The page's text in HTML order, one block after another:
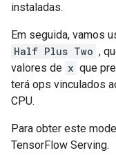
instaladas.
Em seguida, vamos
Half Plus Two ,
valores de x que
terá ops vinculados
CPU.
Para obter este
TensorFlow Serving.